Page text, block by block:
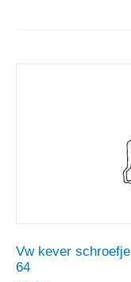
Vw kever
64